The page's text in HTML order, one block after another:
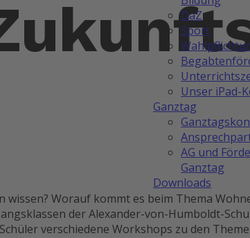
DaZ
Sport
Unser iPad-
Ganztag
AG und
Ganztag
Downloads
Worauf kommt es beim Thema
der Alexander-von-Humboldt-
verschiedene Workshops zu den